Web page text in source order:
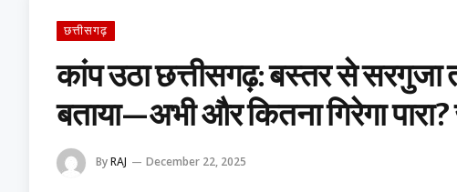
छत्तीसगढ़
कांप उठा छत्तीसगढ़: बस्तर से
बताया—अभी और कितना गिरेगा
ByRAJ December 22, 2025